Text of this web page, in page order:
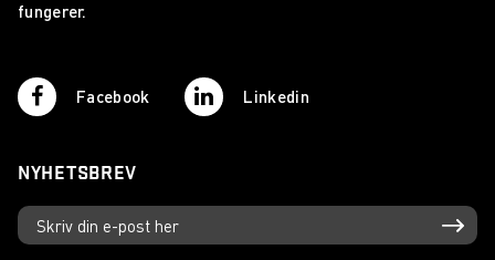
fungerer.
Facebook Linkedin
NYHETSBREV